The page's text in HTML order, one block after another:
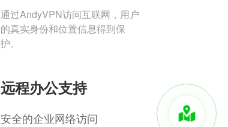
通过AndyVPN访问互联网，用户
的真实身份和位置信息得到保
护。
远程办公支持
安全的企业网络访问